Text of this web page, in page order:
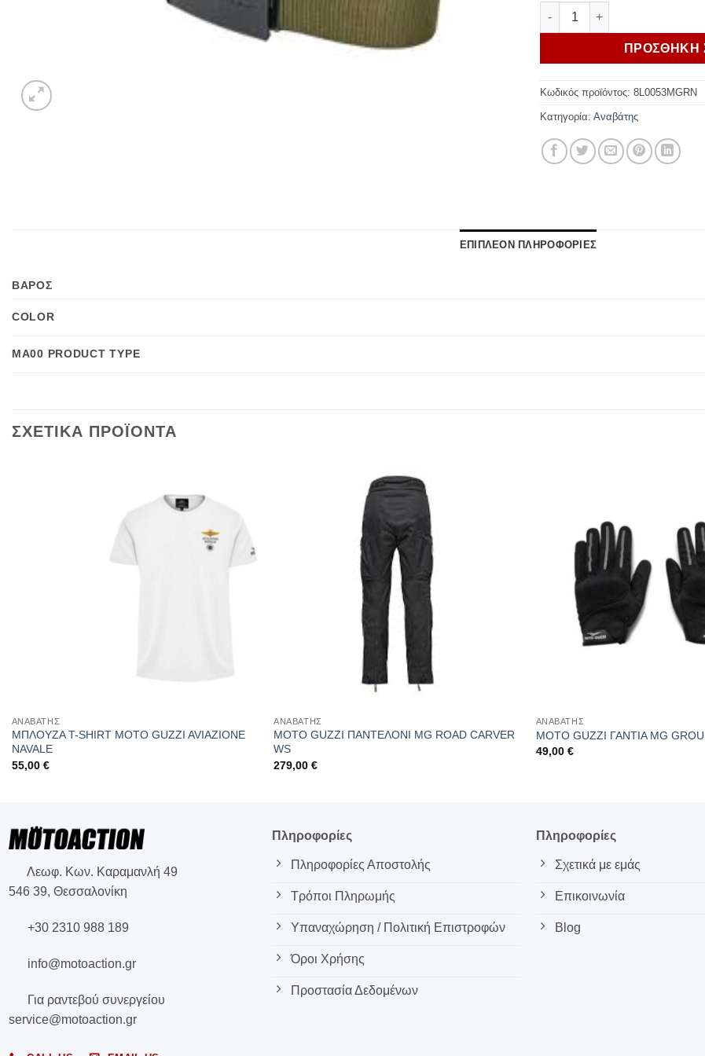
MOTO GUZZI ΖΩΝΗ MG
ΠΡΟΣΘΗΚΗ
Κωδικός προϊόντος: 8L0053MGRN
Κατηγορία: Αναβάτης
ΕΠΙΠΛΕΟΝ ΠΛΗΡΟΦΟΡΙΕΣ
ΒΑΡΟΣ
COLOR
MA00 PRODUCT TYPE
ΣΧΕΤΙΚΑ ΠΡΟΪΟΝΤΑ
ΑΝΑΒΑΤΗΣ
ΜΠΛΟΥΖΑ T-SHIRT MOTO GUZZI AVIAΖIONE
NAVALE
55,00 €
ΑΝΑΒΑΤΗΣ
MOTO GUZZI ΠΑΝΤΕΛΟΝΙ MG ROAD CARVER
WS
279,00€
ΑΝΑΒΑΤΗΣ
MOTO GUZZI ΓΑΝΤΙΑ MG
49,00 €
Λεωφ. Κων. Καραμανλή 49
546 39, Θεσσαλονίκη
+30 2310 988 189
info@motoaction.gr
Για ραντεβού συνεργείου
service@motoaction.gr
Πληροφορίες
Πληροφορίες Αποστολής
Τρόποι Πληρωμής
Υπαναχώρηση / Πολιτική Επιστροφών
Όροι Χρήσης
Προστασία Δεδομένων
Πληροφορίες
Σχετικά με εμάς
Επικοινωνία
Blog